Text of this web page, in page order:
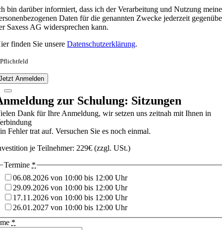
bin darüber informiert, dass ich der Verarbeitung und Nutzung
Daten für die genannten Zwecke jederzeit
Saxess AG widersprechen kann.
finden Sie unsereDatenschutzerklärung.
Anmelden
zur Schulung: Sitzungen
Dank für Ihre Anmeldung, wir setzen uns zeitnah mit Ihnen in
Fehler trat auf. Versuchen Sie es noch einmal.
je Teilnehmer: 229€ (zzgl. USt.)
Termine *
06.08.2026 von 10:00 bis 12:00 Uhr
29.09.2026 von 10:00 bis 12:00 Uhr
17.11.2026 von 10:00 bis 12:00 Uhr
26.01.2027 von 10:00 bis 12:00 Uhr
*